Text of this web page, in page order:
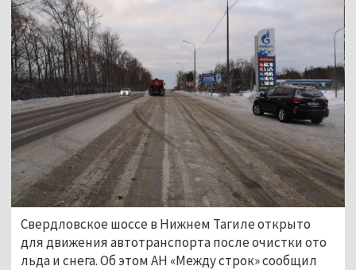
Свердловское шоссе в Нижнем Тагиле открыто
для движения автотранспорта после очистки ото
льда и снега. Об этом АН «Между строк» сообщил